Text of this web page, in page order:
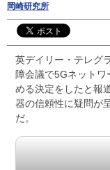
岡崎研究所
英デイリー・テレグ
障会議で5Gネット
める決定をしたと報
器の信頼性に疑問が
だ。